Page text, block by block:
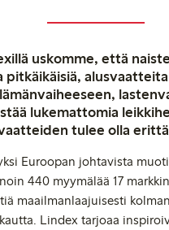
uskomme, että
pitkäikäisiä,
lukemattomia
tulee olla
Euroopan johtavista
440 myymälää 17
maailmanlaajuisesti
Lindex tarjoaa